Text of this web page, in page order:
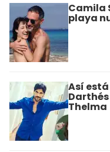
Camila
playa
Así
Thelma